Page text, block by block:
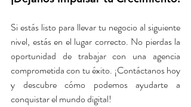
Si estás listo para llevar tu negocio al siguiente
nivel, estás en el lugar correcto. No pierdas la
oportunidad de trabajar con una agencia
comprometida con tu éxito. ¡Contáctanos hoy
y descubre cómo podemos ayudarte a
conquistar el mundo digital!